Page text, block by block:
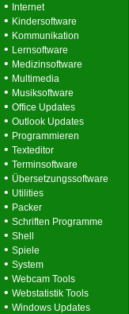
• Internet
• Kindersoftware
• Kommunikation
• Lernsoftware
• Medizinsoftware
• Multimedia
• Musiksoftware
• Office Updates
• Outlook Updates
• Programmieren
• Texteditor
• Terminsoftware
• Übersetzungssoftware
• Utilities
• Packer
• Schriften Programme
• Shell
• Spiele
• System
• Webcam Tools
• Webstatistik Tools
• Windows Updates